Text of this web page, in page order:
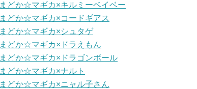
まどか☆マギカ×キルミーベイベー
まどか☆マギカ×コードギアス
まどか☆マギカ×シュタゲ
まどか☆マギカ×ドラえもん
まどか☆マギカ×ドラゴンボール
まどか☆マギカ×ナルト
まどか☆マギカ×ニャル子さん